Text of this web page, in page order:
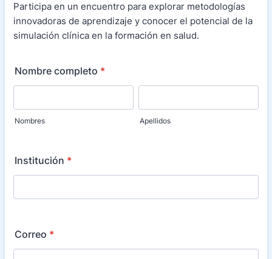
Participa en un encuentro para explorar metodologías
innovadoras de aprendizaje y conocer el potencial de la
simulación clínica en la formación en salud.
Nombre completo *
Nombres Apellidos
Institución *
Correo *